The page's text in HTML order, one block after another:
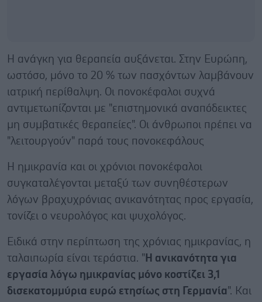
Η ανάγκη για θεραπεία αυξάνεται. Στην Ευρώπη,
ωστόσο, μόνο το 20 % των πασχόντων λαμβάνουν
ιατρική περίθαλψη. Οι πονοκέφαλοι συχνά
αντιμετωπίζονται με "επιστημονικά αναπόδεικτες
μη συμβατικές θεραπείες". Οι άνθρωποι πρέπει να
"λειτουργούν" παρά τους πονοκεφάλους
Η ημικρανία και οι χρόνιοι πονοκέφαλοι
συγκαταλέγονται μεταξύ των συνηθέστερων
λόγων βραχυχρόνιας ανικανότητας προς εργασία,
τονίζει ο νευρολόγος και ψυχολόγος.
Ειδικά στην περίπτωση της χρόνιας ημικρανίας, η
ταλαιπωρία είναι τεράστια. " Η ανικανότητα για
εργασία λόγω ημικρανίας μόνο κοστίζει 3,1
δισεκατομμύρια ευρώ ετησίως στη Γερμανία". Και